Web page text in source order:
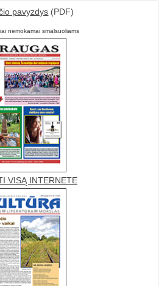
pavyzdys (PDF)
nemokamai smalsuoliams
VISĄ INTERNETE